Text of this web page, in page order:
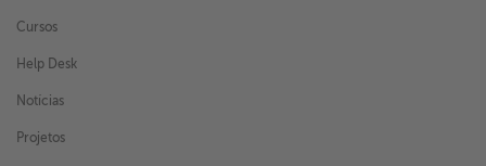
Cursos
Help Desk
Notícias
Projetos